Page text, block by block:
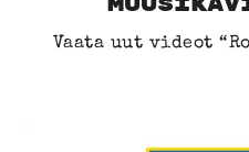
Vaata uut videot